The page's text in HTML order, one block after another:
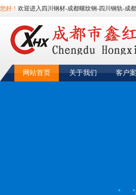
您好！ 欢迎进入四川钢材-成都螺纹钢-四川钢轨-成
网站首页 关于我们 客户